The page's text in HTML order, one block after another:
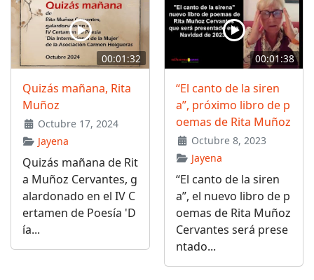
00:01:32
Quizás mañana, Rita
Muñoz
Octubre 17, 2024
Jayena
Quizás mañana de Rit
a Muñoz Cervantes, g
alardonado en el IV C
ertamen de Poesía 'D
ía...
00:01:38
“El canto de la siren
a”, próximo libro de p
oemas de Rita Muñoz
Octubre 8, 2023
Jayena
“El canto de la siren
a”, el nuevo libro de p
oemas de Rita Muñoz
Cervantes será prese
ntado...